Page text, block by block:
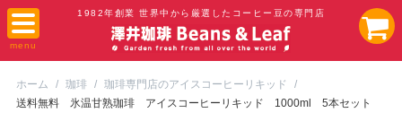
1982年創業 世界中から厳選したコーヒー豆の専門店
ホーム / 珈琲 / 珈琲専門店のアイスコーヒーリキッド
/
送料無料 氷温甘熟珈琲 アイスコーヒーリキッド 1000ml 5本セット